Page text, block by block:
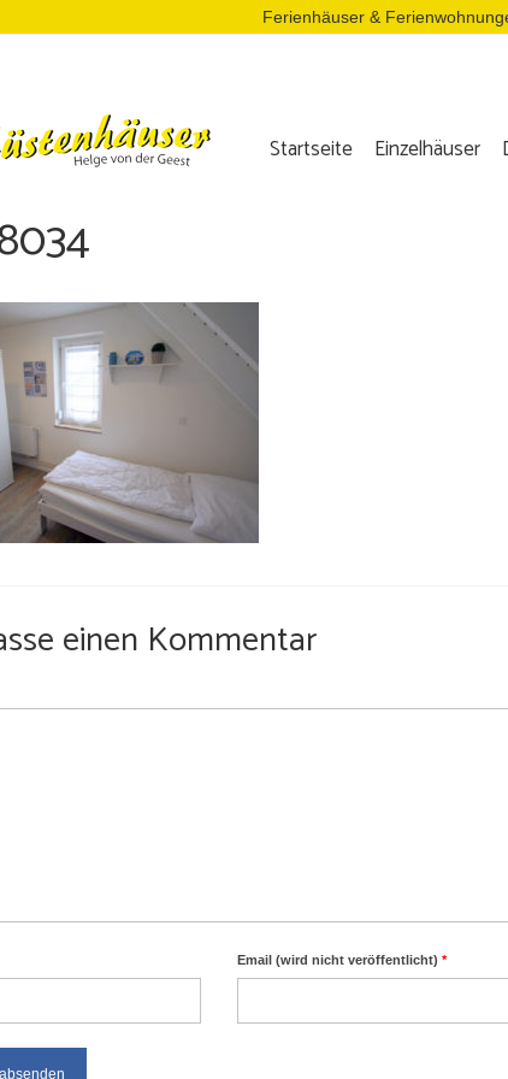
Ferienhäuser &
Startseite Einzelhäuser
einen Kommentar
Email (wird nicht veröffentlicht)*